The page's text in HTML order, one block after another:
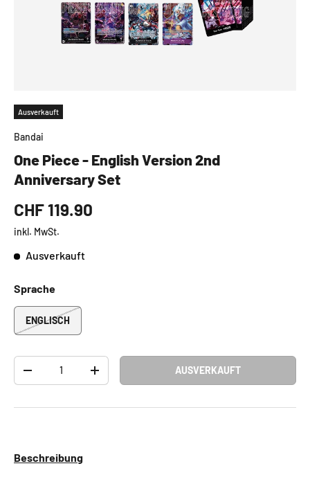
Ausverkauft
Bandai
One Piece - English Version 2nd
Anniversary Set
CHF 119.90
inkl. MwSt.
Ausverkauft
Sprache
ENGLISCH
- + AUSVERKAUFT
Beschreibung